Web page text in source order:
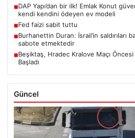
■DAP Yapı’dan bir ilk! Emlak Konut
kendi kendini ödeyen ev modeli
■Fed faizi sabit tuttu
■Burhanettin Duran: İsrail’in saldırıları
sabote etmektedir
■Beşiktaş, Hradec Kralove Maçı Öncesi
Başladı
Güncel